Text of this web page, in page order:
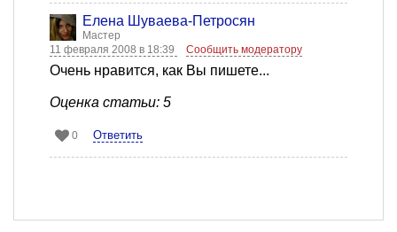
Елена Шуваева-Петросян
Мастер
11 февраля 2008 в 18:39
Сообщить модератору
Очень нравится, как Вы пишете...
Оценка статьи: 5
0 Ответить